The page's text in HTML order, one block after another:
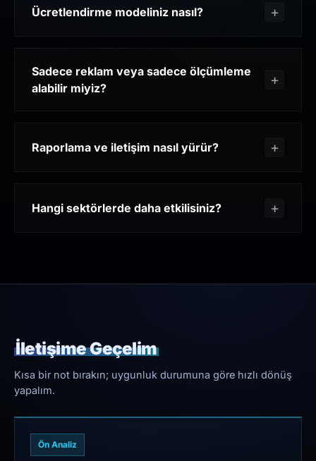
Ücretlendirme modeliniz nasıl?
Sadece reklam veya sadece ölçümleme
alabilir miyiz?
Raporlama ve iletişim nasıl yürür?
Hangi sektörlerde daha etkilisiniz?
İletişime Geçelim
Kısa bir not bırakın; uygunluk durumuna göre hızlı dönüş
yapalım.
Ön Analiz